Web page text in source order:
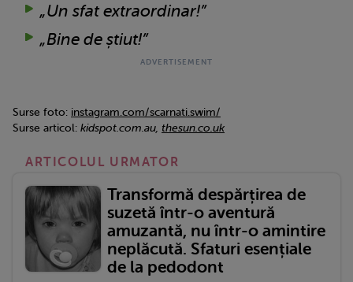
„Un sfat extraordinar!”
„Bine de știut!”
Surse foto: instagram.com/scarnati.swim/
Surse articol: kidspot.com.au, thesun.co.uk
ARTICOLUL URMATOR
Transformă despărțirea de
suzetă într-o aventură
amuzantă, nu într-o amintire
neplăcută. Sfaturi esențiale
de la pedodont